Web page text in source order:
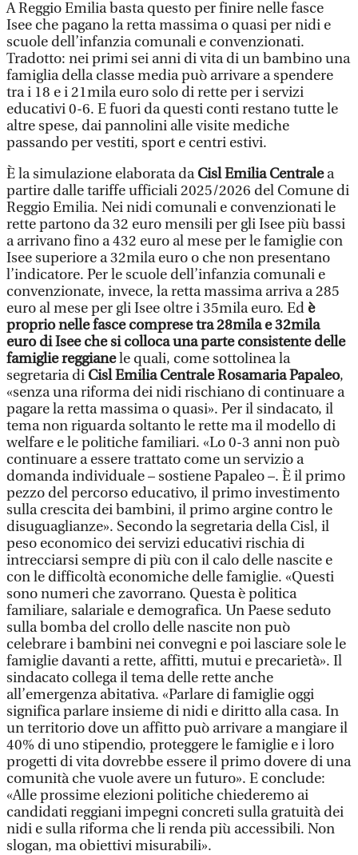
A Reggio Emilia basta questo per finire nelle fasce
Isee che pagano la retta massima o quasi per nidi e
scuole dell’infanzia comunali e convenzionati.
Tradotto: nei primi sei anni di vita di un bambino una
famiglia della classe media può arrivare a spendere
tra i 18 e i 21mila euro solo di rette per i servizi
educativi 0-6. E fuori da questi conti restano tutte le
altre spese, dai pannolini alle visite mediche
passando per vestiti, sport e centri estivi.
È la simulazione elaborata daCisl Emilia Centralea
partire dalle tariffe ufficiali 2025/2026 del Comune di
Reggio Emilia. Nei nidi comunali e convenzionati le
rette partono da 32 euro mensili per gli Isee più bassi
a arrivano fino a 432 euro al mese per le famiglie con
Isee superiore a 32mila euro o che non presentano
l’indicatore. Per le scuole dell’infanzia comunali e
convenzionate, invece, la retta massima arriva a 285
euro al mese per gli Isee oltre i 35mila euro. Ed è
proprio nelle fasce comprese tra 28mila e 32mila
euro di Isee che si colloca una parte consistente delle
famiglie reggianele quali, come sottolinea la
segretaria di Cisl Emilia CentraleRosamaria Papaleo,
«senza una riforma dei nidi rischiano di continuare a
pagare la retta massima o quasi». Per il sindacato, il
tema non riguarda soltanto le rette ma il modello di
welfare e le politiche familiari. «Lo 0-3 anni non può
continuare a essere trattato come un servizio a
domanda individuale – sostiene Papaleo –. È il primo
pezzo del percorso educativo, il primo investimento
sulla crescita dei bambini, il primo argine contro le
disuguaglianze». Secondo la segretaria della Cisl, il
peso economico dei servizi educativi rischia di
intrecciarsi sempre di più con il calo delle nascite e
con le difficoltà economiche delle famiglie. «Questi
sono numeri che zavorrano. Questa è politica
familiare, salariale e demografica. Un Paese seduto
sulla bomba del crollo delle nascite non può
celebrare i bambini nei convegni e poi lasciare sole le
famiglie davanti a rette, affitti, mutui e precarietà». Il
sindacato collega il tema delle rette anche
all’emergenza abitativa. «Parlare di famiglie oggi
significa parlare insieme di nidi e diritto alla casa. In
un territorio dove un affitto può arrivare a mangiare il
40% di uno stipendio, proteggere le famiglie e i loro
progetti di vita dovrebbe essere il primo dovere di una
comunità che vuole avere un futuro». E conclude:
«Alle prossime elezioni politiche chiederemo ai
candidati reggiani impegni concreti sulla gratuità dei
nidi e sulla riforma che li renda più accessibili. Non
slogan, ma obiettivi misurabili».